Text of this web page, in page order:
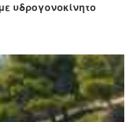
υδρογονοκίνητο